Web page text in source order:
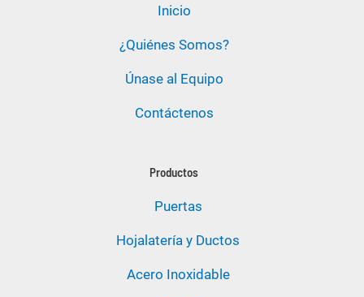
Inicio
¿Quiénes Somos?
Únase al Equipo
Contáctenos
Productos
Puertas
Hojalatería y Ductos
Acero Inoxidable